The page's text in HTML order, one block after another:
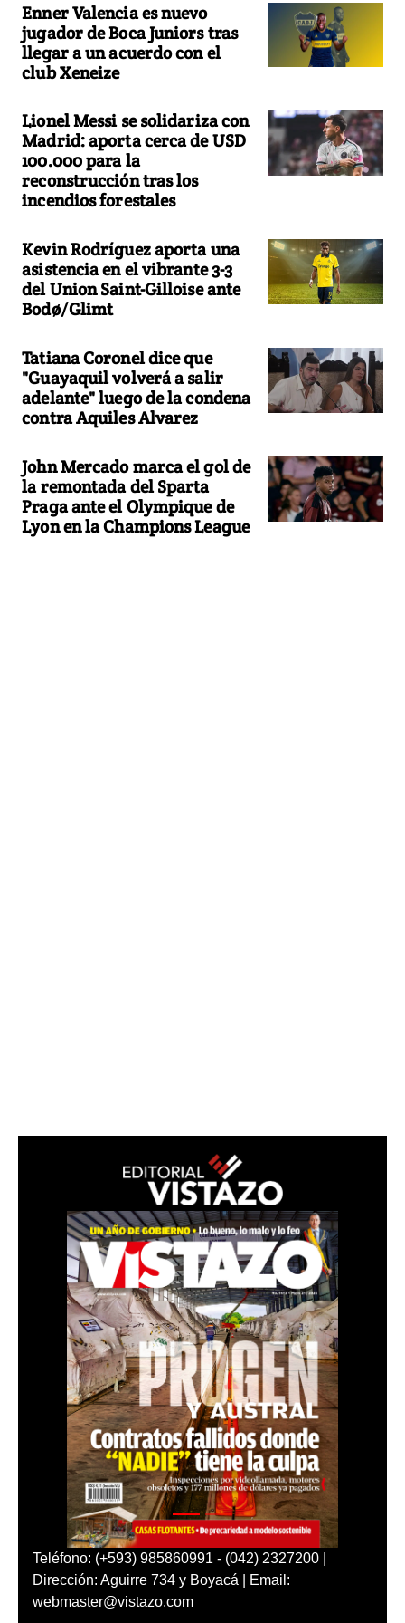
Enner Valencia es nuevo
jugador de Boca Juniors tras
llegar a un acuerdo con el
club Xeneize
Lionel Messi se solidariza con
Madrid: aporta cerca de USD
100.000 para la
reconstrucción tras los
incendios forestales
Kevin Rodríguez aporta una
asistencia en el vibrante 3-3
del Union Saint-Gilloise ante
Bodø/Glimt
Tatiana Coronel dice que
"Guayaquil volverá a salir
adelante" luego de la condena
contra Aquiles Alvarez
John Mercado marca el gol de
la remontada del Sparta
Praga ante el Olympique de
Lyon en la Champions League
Teléfono: (+593) 985860991 - (042) 2327200 |
Dirección: Aguirre 734 y Boyacá | Email:
webmaster@vistazo.com